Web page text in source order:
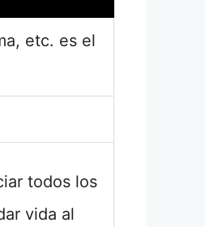
etc. es el
todos los
vida al